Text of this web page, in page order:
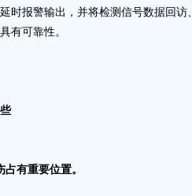
时报警输出，并将检测信号数据回访
有可靠性。
有重要位置。